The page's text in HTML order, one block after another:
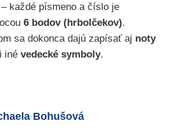
– každé písmeno a číslo je
6 bodov (hrbolčekov).
sa dokonca dajú zapísať aj noty
iné vedecké symboly.
Bohušová